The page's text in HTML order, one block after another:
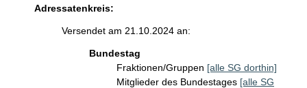
Adressatenkreis:
Versendet am 21.10.2024 an:
Bundestag
Fraktionen/Gruppen [alle SG dorthin]
Mitglieder des Bundestages [alle SG